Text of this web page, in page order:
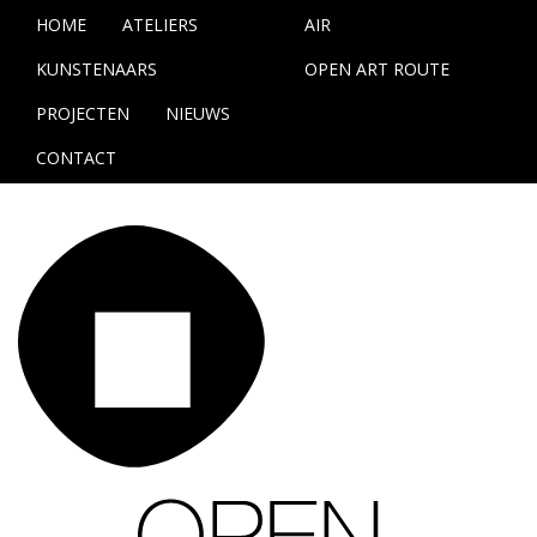
HOME
ATELIERS
KUNSTENAARS
PROJECTEN
NIEUWS
CONTACT
AIR
OPEN ART ROUTE